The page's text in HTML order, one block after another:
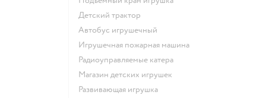
Детский трактор
Автобус игрушечный
Игрушечная пожарная машина
Радиоуправляемые катера
Магазин детских игрушек
Развивающая игрушка